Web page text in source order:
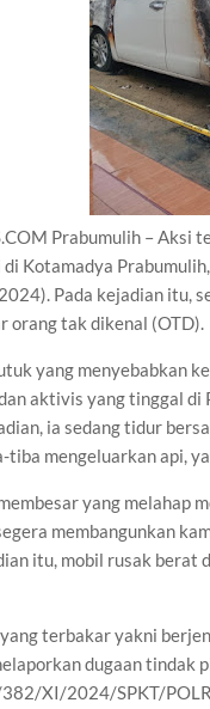
Prabumulih – Aksi
Kotamadya
Pada kejadian itu,
orang tak dikenal (OTD).
yang menyebabkan
aktivis yang tinggal
ia sedang tidur
tiba mengeluarkan api,
yang melahap
membangunkan
itu, mobil rusak berat
terbakar yakni
dugaan tindak
XI/2024/SPKT/